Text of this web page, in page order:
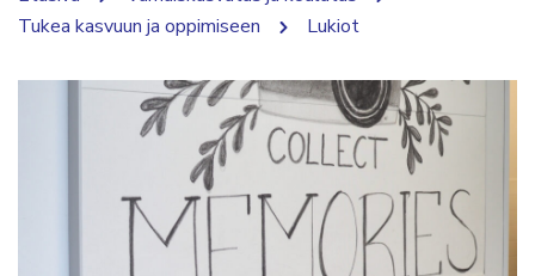
Tukea kasvuun ja oppimiseen
Lukiot